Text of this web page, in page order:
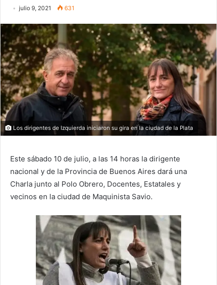
julio 9, 2021 631
Los dirigentes de Izquierda iniciaron su gira en la ciudad de la Plata
Este sábado 10 de julio, a las 14 horas la dirigente
nacional y de la Provincia de Buenos Aires dará una
Charla junto al Polo Obrero, Docentes, Estatales y
vecinos en la ciudad de Maquinista Savio.